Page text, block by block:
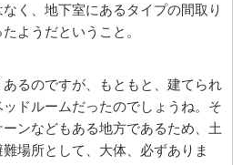
く、地下室にあるタイプの間取り
ようだということ。
るのですが、もともと、建てられ
ドルームだったのでしょうね。そ
ンなどもある地方であるため、土
場所として、大体、必ずありま